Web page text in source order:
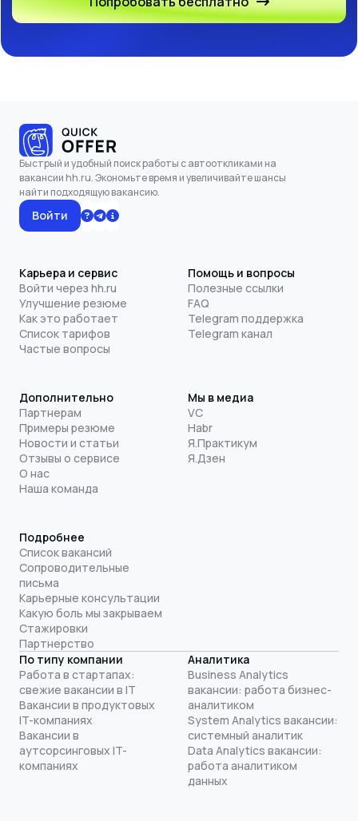
Быстрый и удобный поиск работы с автооткликами на
вакансии hh.ru. Экономьте время и увеличивайте шансы
найти подходящую вакансию.
Войти
Карьера и сервис
Войти через hh.ru
Улучшение резюме
Как это работает
Список тарифов
Частые вопросы
Помощь и вопросы
Полезные ссылки
FAQ
Telegram поддержка
Telegram канал
Дополнительно
Партнерам
Примеры резюме
Новости и статьи
Отзывы о сервисе
О нас
Наша команда
Мы в медиа
VC
Habr
Я.Практикум
Я.Дзен
Подробнее
Список вакансий
Сопроводительные
письма
Карьерные консультации
Какую боль мы закрываем
Стажировки
Партнерство
По типу компании
Работа в стартапах:
свежие вакансии в IT
Вакансии в продуктовых
IT-компаниях
Вакансии в
аутсорсинговых IT-
компаниях
Аналитика
Business Analytics
вакансии: работа бизнес-
аналитиком
System Analytics вакансии:
системный аналитик
Data Analytics вакансии:
работа аналитиком
данных